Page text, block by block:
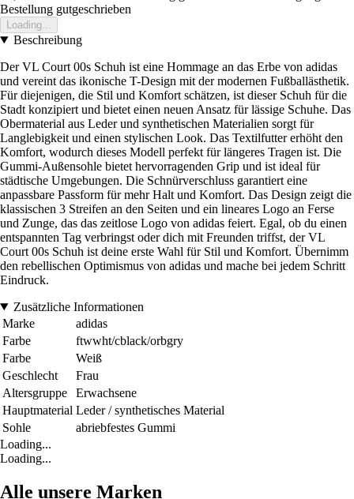
Bestellung gutgeschrieben
Loading...
Beschreibung
Der VL Court 00s Schuh ist eine Hommage an das Erbe von adidas
und vereint das ikonische T-Design mit der modernen Fußballästhetik.
Für diejenigen, die Stil und Komfort schätzen, ist dieser Schuh für die
Stadt konzipiert und bietet einen neuen Ansatz für lässige Schuhe. Das
Obermaterial aus Leder und synthetischen Materialien sorgt für
Langlebigkeit und einen stylischen Look. Das Textilfutter erhöht den
Komfort, wodurch dieses Modell perfekt für längeres Tragen ist. Die
Gummi-Außensohle bietet hervorragenden Grip und ist ideal für
städtische Umgebungen. Die Schnürverschluss garantiert eine
anpassbare Passform für mehr Halt und Komfort. Das Design zeigt die
klassischen 3 Streifen an den Seiten und ein lineares Logo an Ferse
und Zunge, das das zeitlose Logo von adidas feiert. Egal, ob du einen
entspannten Tag verbringst oder dich mit Freunden triffst, der VL
Court 00s Schuh ist deine erste Wahl für Stil und Komfort. Übernimm
den rebellischen Optimismus von adidas und mache bei jedem Schritt
Eindruck.
Zusätzliche Informationen
Marke
adidas
Farbe
ftwwht/cblack/orbgry
Farbe
Weiß
Geschlecht
Frau
Altersgruppe
Erwachsene
Hauptmaterial Leder / synthetisches Material
Sohle
abriebfestes Gummi
Loading...
Loading...
Alle unsere Marken